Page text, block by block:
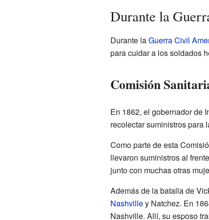
Durante la
Durante laGuerra Civil
para cuidar a los soldados
Comisión
En 1862, el gobernador de
recolectar suministros para
Como parte de esta
llevaron suministros al
junto con muchas otras
Además de la batalla de
Nashvilley Natchez. En
Nashville. Allí, su esposo